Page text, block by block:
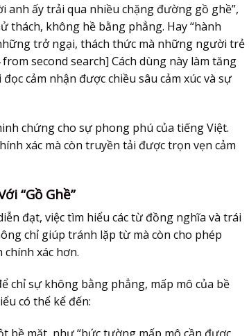
anh ấy trải qua nhiều chặng đường gồ ghề”,
thách, không hề bằng phẳng. Hay “hành
trở ngại, thách thức mà những người trẻ
second search] Cách dùng này làm tăng
cảm nhận được chiều sâu cảm xúc và sự
chứng cho sự phong phú của tiếng Việt.
xác mà còn truyền tải được trọn vẹn cảm
“Gồ Ghề”
đạt, việc tìm hiểu các từ đồng nghĩa và trái
chỉ giúp tránh lặp từ mà còn cho phép
xác hơn.
chỉ sự không bằng phẳng, mấp mô của bề
có thể kể đến: